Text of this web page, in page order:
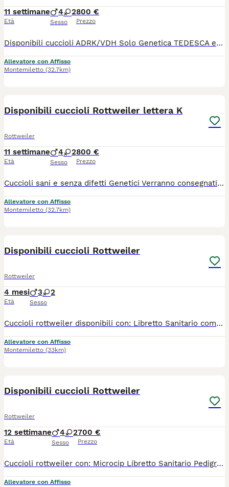
11 settimane
Età
4 2
Sesso
800 €
Prezzo
Disponibili cuccioli ADRK/VDH Solo Genetica TEDESCA e delle migliori linee di sangue Esenti da difetti genetici Chiusura denti PERFETTA STRUTTURA POSSENTE TAGLIA DA 66/68CM ADATTI ALLE EXPO DI BELLEZZA E LAVORO LIBRETTO SANITARIO 3VACCINI 3SVERMICAZIONI MICROCIP CERTIFICATO DI BUONA SALUTE PEDIGREE ENCI FCI AFFISSO ENCI/FCI LETTERA K
Allevatore con Affisso
Montemiletto (32.7km)
Disponibili cuccioli Rottweiler lettera K
Rottweiler
11 settimane
Età
4 2
Sesso
800 €
Prezzo
Cuccioli sani e senza difetti Genetici Verranno consegnati con: Microcip Libretto Sanitario 3vaccini (completi) 3svermicazioni Trattamento antiparassitario Certificato buona salute Pedigree ENCI FCI Con Affisso
Allevatore con Affisso
Montemiletto (32.7km)
Disponibili cuccioli Rottweiler
Rottweiler
4 mesi
Età
3 2
Sesso
Cuccioli rottweiler disponibili con: Libretto Sanitario completo dei vaccini effettuati e 3svermicazioni Trattamento antiparassitario Microcip Pedigree ENCI FCI Con Affisso
Allevatore con Affisso
Montemiletto (33km)
Disponibili cuccioli Rottweiler
Rottweiler
12 settimane
Età
4 2
Sesso
700 €
Prezzo
Cuccioli rottweiler con: Microcip Libretto Sanitario Pedigree ENCI FCI Con Affisso Certificato di buona salute Esenti difetti Genetici Adatti alle expo di Bellezza e Lavoro Figli e Nipoti dei rottw più blasonati
Allevatore con Affisso